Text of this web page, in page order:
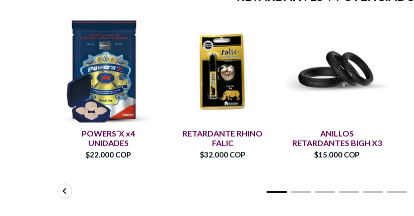
POWERS´X x4
UNIDADES
$22.000 COP
RETARDANTE RHINO
FALIC
$32.000 COP
ANILLOS
RETARDANTES BIGH X3
$15.000 COP